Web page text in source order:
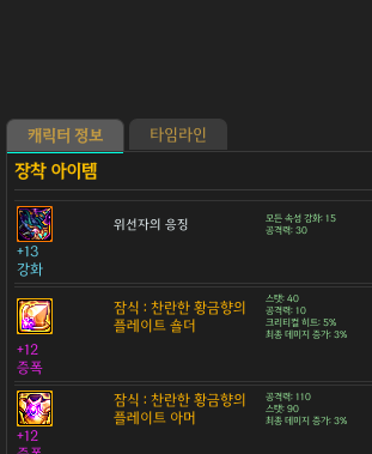
캐릭터 정보 타임라인
위선자의 응징
모든 속성 강화: 15
공격력: 30
+13
강화
잠식 : 찬란한 황금향의
플레이트 숄더
스탯: 40
공격력: 10
크리티컬 히트: 5%
최종 데미지 증가: 3%
+12
증폭
잠식 : 찬란한 황금향의
플레이트 아머
공격력: 110
스탯: 90
최종 데미지 증가: 3%
+12